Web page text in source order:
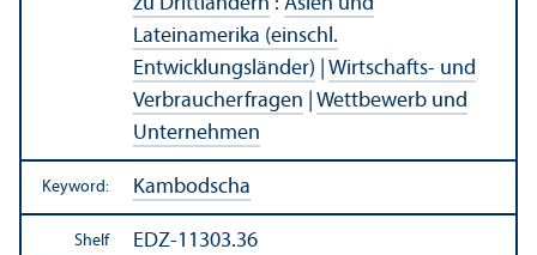
Lateinamerika (einschl.
Entwicklungsländer)
Wirtschafts- und
Verbraucherfragen
Wettbewerb und
Unternehmen
Keyword: Kambodscha
Shelf
EDZ-11303.36